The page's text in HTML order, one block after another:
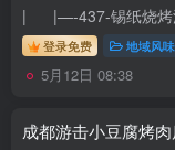
登录免费 地域风
5月12日 08:38
成都游击小豆腐烤